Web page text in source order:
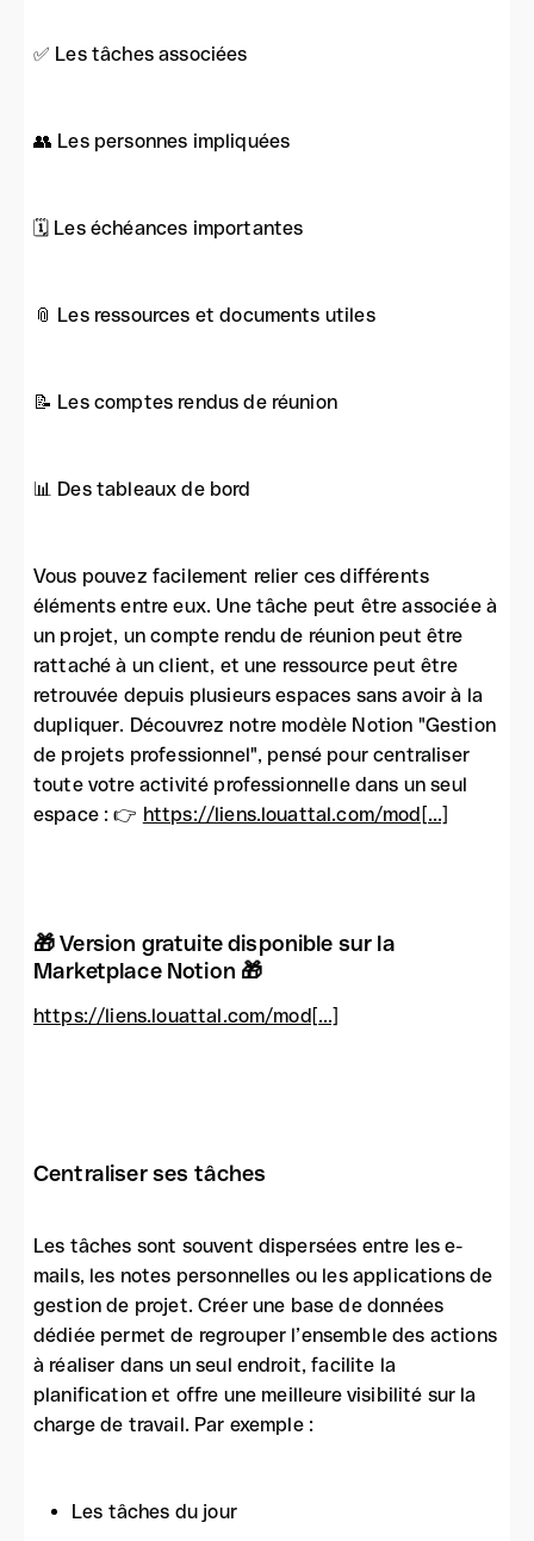
✅ Les tâches associées
👥 Les personnes impliquées
🗓️ Les échéances importantes
📎 Les ressources et documents utiles
📝 Les comptes rendus de réunion
📊 Des tableaux de bord
Vous pouvez facilement relier ces différents
éléments entre eux. Une tâche peut être associée à
un projet, un compte rendu de réunion peut être
rattaché à un client, et une ressource peut être
retrouvée depuis plusieurs espaces sans avoir à la
dupliquer. Découvrez notre modèle Notion "Gestion
de projets professionnel", pensé pour centraliser
toute votre activité professionnelle dans un seul
espace : 👉 https://liens.louattal.com/mod[...]
🎁 Version gratuite disponible sur la
Marketplace Notion 🎁
https://liens.louattal.com/mod[...]
Centraliser ses tâches
Les tâches sont souvent dispersées entre les e-
mails, les notes personnelles ou les applications de
gestion de projet. Créer une base de données
dédiée permet de regrouper l’ensemble des actions
à réaliser dans un seul endroit, facilite la
planification et offre une meilleure visibilité sur la
charge de travail. Par exemple :
Les tâches du jour